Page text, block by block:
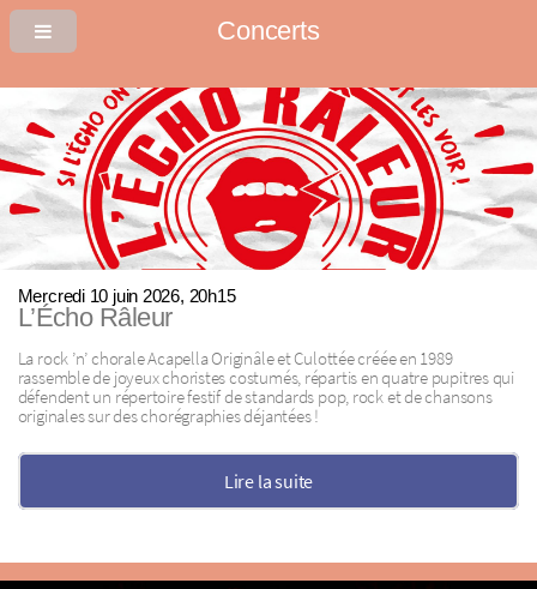
Concerts
Mercredi 10 juin 2026, 20h15
L’Écho Râleur
La rock ’n’ chorale Acapella Originâle et Culottée créée en 1989
rassemble de joyeux choristes costumés, répartis en quatre pupitres qui
défendent un répertoire festif de standards pop, rock et de chansons
originales sur des chorégraphies déjantées !
Lire la suite